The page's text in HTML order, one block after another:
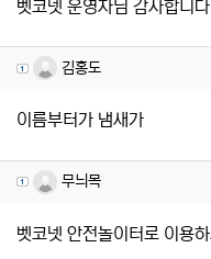
벳코넷 운영자님 감사합니
김홍도님의 댓글
김홍도
이름부터가 냄새가
무늬목님의 댓글
무늬목
벳코넷 안전놀이터로 이용